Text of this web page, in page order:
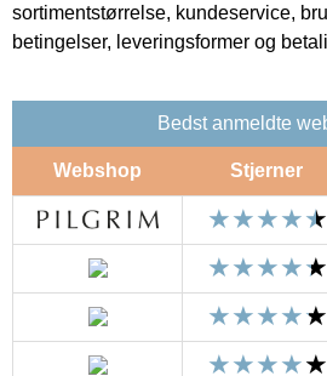
sortimentstørrelse, kundeservice,
betingelser, leveringsformer og
Bedst anmeldte
Webshop Stjerner